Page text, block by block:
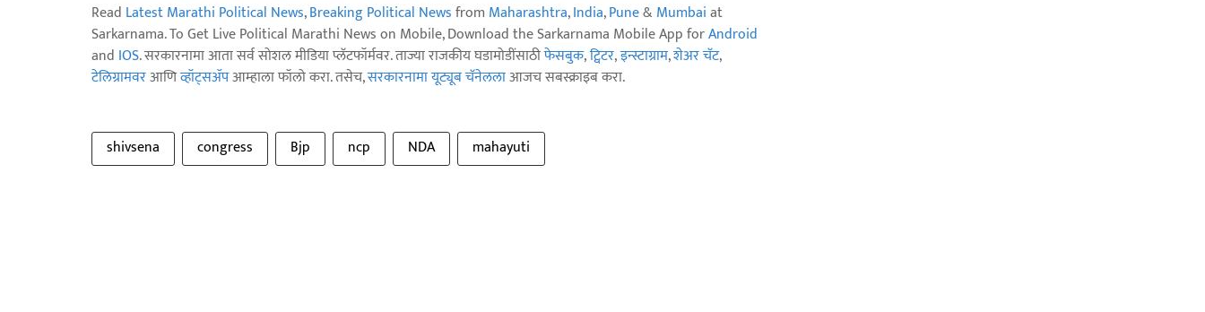
Read Latest Marathi Political News,Breaking Political Newsfrom Maharashtra,India,Pune& Mumbaiat
Sarkarnama. To Get Live Political Marathi News on Mobile, Download the Sarkarnama Mobile App forAndroid
and IOS. सरकारनामा आता सर्व सोशल मीडिया प्लॅटफॉर्मवर. ताज्या राजकीय घडामोडींसाठीफेसबुक,ट्विटर,इन्स्टाग्राम,शेअर चॅट,
टेलिग्रामवरआणिव्हॉट्सॲपआम्हाला फॉलो करा. तसेच,सरकारनामा यूट्यूब चॅनेललाआजच सबस्क्राइब करा.
shivsena congress Bjp ncp NDA mahayuti